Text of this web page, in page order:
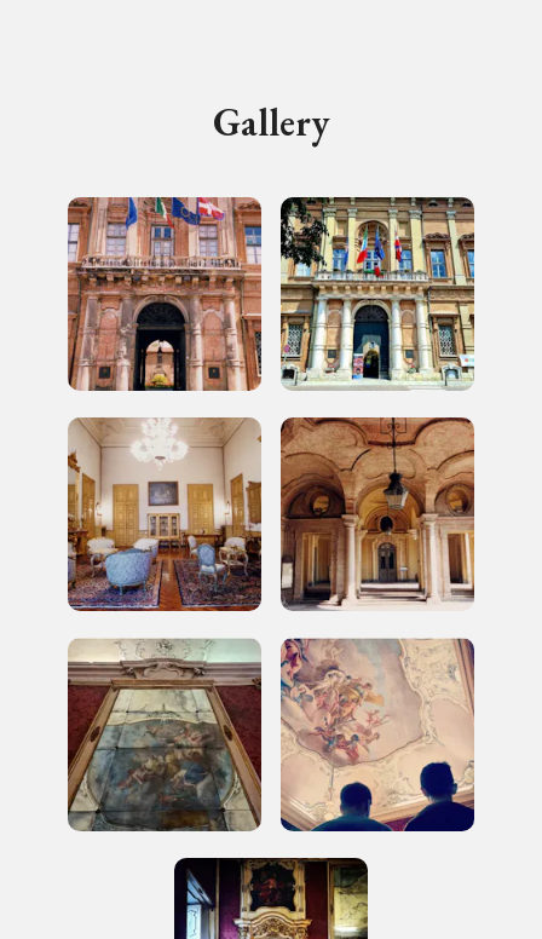
Gallery
2025
I Luoghi del Cuore
2024
Registrati alla newsletter
Accedi alle informazioni per te più interessanti,
a quelle inerenti i luoghi più vicini e gli eventi
organizzati
REGISTRATI
Regalati 365 giorni di arte e cultura nell'Italia
più bella, risparmiando.
ISCRIVITI AL FAI